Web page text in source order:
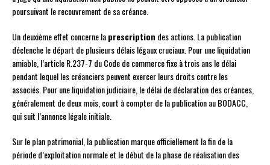
poursuivant le recouvrement de sa créance.
Un deuxième effet concerne laprescription des actions. La publication
déclenche le départ de plusieurs délais légaux cruciaux. Pour une liquidation
amiable, l’article R.237-7 du Code de commerce fixe à trois ans le délai
pendant lequel les créanciers peuvent exercer leurs droits contre les
associés. Pour une liquidation judiciaire, le délai de déclaration des créances,
généralement de deux mois, court à compter de la publication au BODACC,
qui suit l’annonce légale initiale.
Sur le plan patrimonial, la publication marque officiellement la fin de la
période d’exploitation normale et le début de la phase de réalisation des